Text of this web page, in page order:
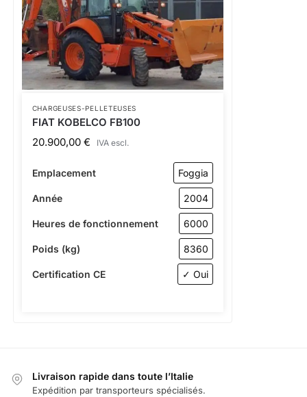
CHARGEUSES-PELLETEUSES
FIAT KOBELCO FB100
20.900,00 € IVA escl.
Emplacement Foggia
Année 2004
Heures de fonctionnement 6000
Poids (kg) 8360
Certification CE ✓ Oui
Livraison rapide dans toute l’Italie
Expédition par transporteurs spécialisés.